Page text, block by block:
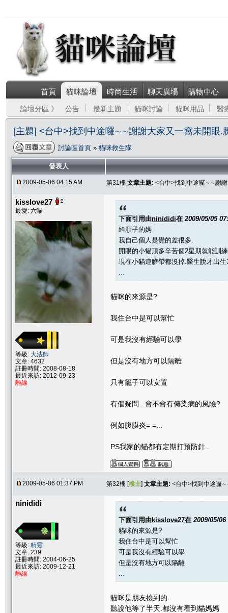
首頁 貓咪論壇 時尚生活 聊天廣場 購物中心
論壇分區 》 公告 最新主題 貓咪討論 貓咪用品 醫
[主題] <台中>找到中途囉∼∼謝謝大家又一窩未開眼.
討論區首頁 » 貓咪救生隊
發表人
2009-05-06 04:15 AM 第31樓 文章主題: <台中>找到中途囉∼∼謝
kisslove27
最愛: 六喵
等級: 大法師
文章: 4632
註冊時間: 2008-08-18
最近來訪: 2012-09-23
離線
下面引用由ninididi在 2009/05/05
給順子的媽
我自己個人是覺的差很多.
開眼的小貓頂多辛苦個2星期就能訓
現在小貓連臍帶都沒掉.醫生說才出
貓咪的來源是?
我住台中是可以幫忙
可是我沒有經驗可以學
但是沒有地方可以隔離
只有籠子可以安置
有個疑問...會不會有傳染病的風險?
例如腹膜炎= =...
PS我家的貓都有定期打預防針..
2009-05-06 01:37 PM 第32樓 [樓主] 文章主題: <台中>找到中途囉
ninididi
等級: 精靈
文章: 239
註冊時間: 2004-06-25
最近來訪: 2009-12-21
離線
下面引用由kisslove27在 2009/05/
貓咪的來源是?
我住台中是可以幫忙
可是我沒有經驗可以學
但是沒有地方可以隔離
貓咪是朋友撿到的.
聽說他等了半天.都沒有看到貓媽媽